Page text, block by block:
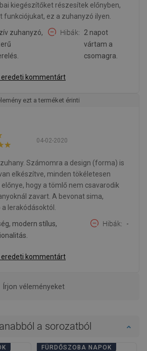
kiegészítőket részesítek előnyben,
funkciójukat, ez a zuhanyzó ilyen.
zuhanyzó,
Hibák
2 napot
vártam a
csomagra.
eredeti kommentárt
ezt a terméket érinti
04-02-2020
Számomra a design (forma) is
elkészítve, minden tökéletesen
hogy a tömlő nem csavarodik
zavart. A bevonat sima,
lerakódásoktól.
modern stílus,
Hibák -
eredeti kommentárt
Írjon véleményeket
a sorozatból
FÜRDŐSZOBA NAPOK